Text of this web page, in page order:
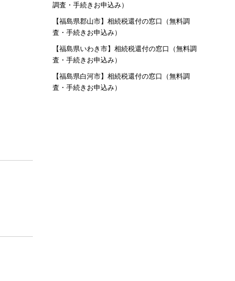
調査・手続きお申込み）
【福島県郡山市】相続税還付の窓口（無料調
査・手続きお申込み）
【福島県いわき市】相続税還付の窓口（無料調
査・手続きお申込み）
【福島県白河市】相続税還付の窓口（無料調
査・手続きお申込み）